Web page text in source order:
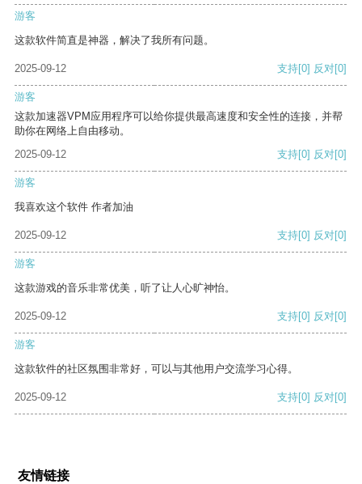
游客
这款软件简直是神器，解决了我所有问题。
2025-09-12 支持[0] 反对[0]
游客
这款加速器VPM应用程序可以给你提供最高速度和安全性的连接，并帮
助你在网络上自由移动。
2025-09-12
支持[0] 反对[0]
游客
我喜欢这个软件 作者加油
2025-09-12 支持[0] 反对[0]
游客
这款游戏的音乐非常优美，听了让人心旷神怡。
2025-09-12 支持[0] 反对[0]
游客
这款软件的社区氛围非常好，可以与其他用户交流学习心得。
2025-09-12 支持[0] 反对[0]
友情链接